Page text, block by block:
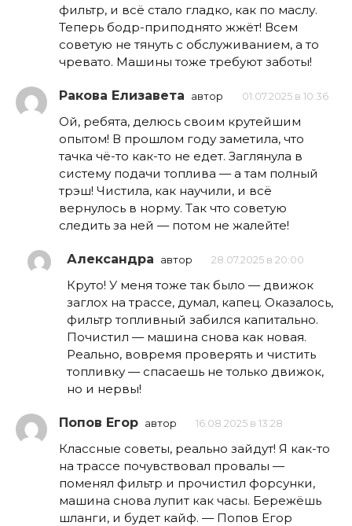
фильтр, и всё стало гладко, как по маслу.
Теперь бодр-приподнято жжёт! Всем
советую не тянуть с обслуживанием, а то
чревато. Машины тоже требуют заботы!
Ракова Елизавета автор 01.07.2025 в 10:36
Ой, ребята, делюсь своим крутейшим
опытом! В прошлом году заметила, что
тачка чё-то как-то не едет. Заглянула в
систему подачи топлива — а там полный
трэш! Чистила, как научили, и всё
вернулось в норму. Так что советую
следить за ней — потом не жалейте!
Александра автор 28.07.2025 в 20:00
Круто! У меня тоже так было — движок
заглох на трассе, думал, капец. Оказалось,
фильтр топливный забился капитально.
Почистил — машина снова как новая.
Реально, вовремя проверять и чистить
топливку — спасаешь не только движок,
но и нервы!
Попов Егор автор 16.08.2025 в 13:28
Классные советы, реально зайдут! Я как-то
на трассе почувствовал провалы —
поменял фильтр и прочистил форсунки,
машина снова лупит как часы. Бережёшь
шланги, и будет кайф. — Попов Егор